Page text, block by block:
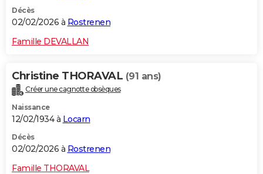
Décès
02/02/2026 à Rostrenen
Famille DEVALLAN
Christine THORAVAL (91 ans)
Créer une cagnotte obsèques
Naissance
12/02/1934 à Locarn
Décès
02/02/2026 à Rostrenen
Famille THORAVAL